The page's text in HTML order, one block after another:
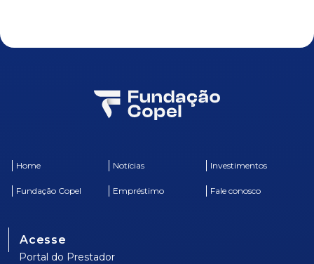
Home Notícias Investimentos
Fundação Copel Empréstimo Fale conosco
Acesse
Portal do Prestador